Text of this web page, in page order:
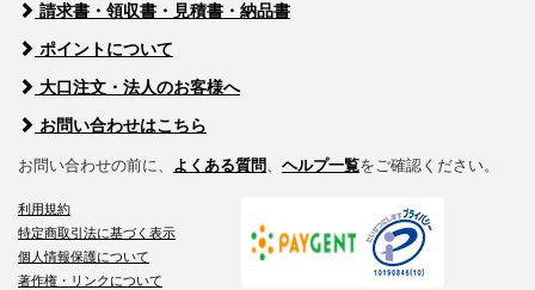
請求書・領収書・見積書・納品書
ポイントについて
大口注文・法人のお客様へ
お問い合わせはこちら
お問い合わせの前に、 よくある質問、 ヘルプ一覧をご確認ください。
利用規約
特定商取引法に基づく表示
個人情報保護について
著作権・リンクについて